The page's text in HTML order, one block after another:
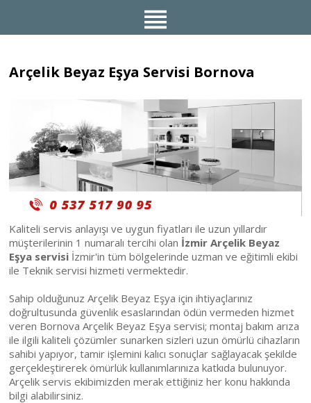
Arçelik Beyaz Eşya Servisi Bornova
Kaliteli servis anlayışı ve uygun fiyatları ile uzun yıllardır
müşterilerinin 1 numaralı tercihi olan İzmir Arçelik Beyaz
Eşya servisi İzmir'in tüm bölgelerinde uzman ve eğitimli ekibi
ile Teknik servisi hizmeti vermektedir.
Sahip olduğunuz Arçelik Beyaz Eşya için ihtiyaçlarınız
doğrultusunda güvenlik esaslarından ödün vermeden hizmet
veren Bornova Arçelik Beyaz Eşya servisi; montaj bakım arıza
ile ilgili kaliteli çözümler sunarken sizleri uzun ömürlü cihazların
sahibi yapıyor, tamir işlemini kalıcı sonuçlar sağlayacak şekilde
gerçekleştirerek ömürlük kullanımlarınıza katkıda bulunuyor.
Arçelik servis ekibimizden merak ettiğiniz her konu hakkında
bilgi alabilirsiniz.